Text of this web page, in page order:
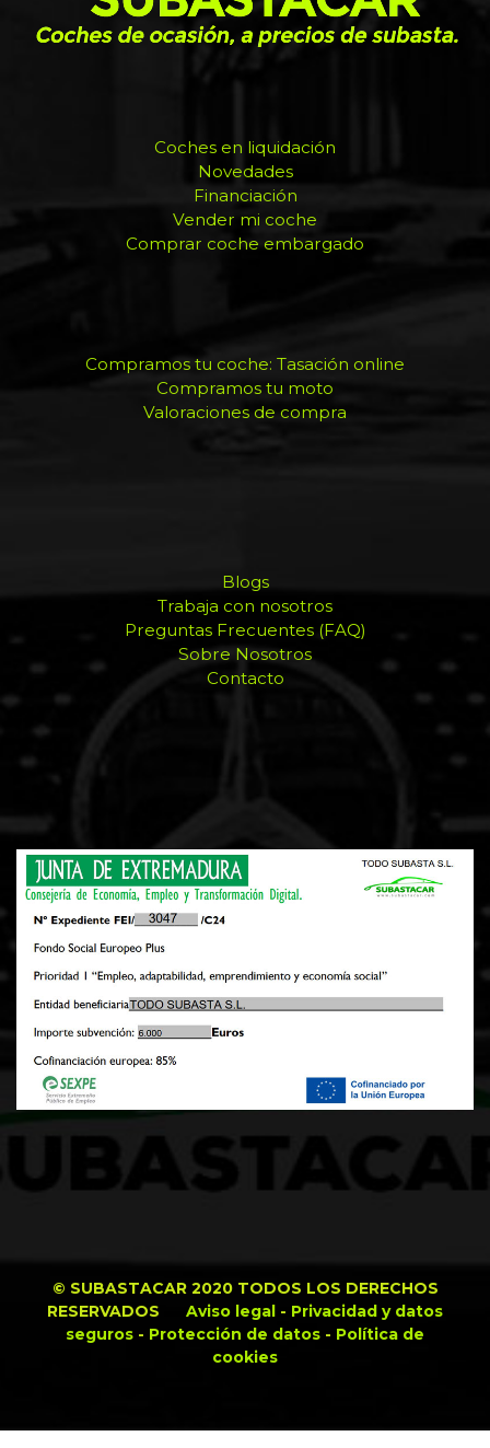
Coches en liquidación
Novedades
Financiación
Vender mi coche
Comprar coche embargado
Compramos tu coche: Tasación online
Compramos tu moto
Valoraciones de compra
Blogs
Trabaja con nosotros
Preguntas Frecuentes (FAQ)
Sobre Nosotros
Contacto
© SUBASTACAR 2020 TODOS LOS DERECHOS
RESERVADOS Aviso legal - Privacidad y datos
seguros - Protección de datos - Política de
cookies